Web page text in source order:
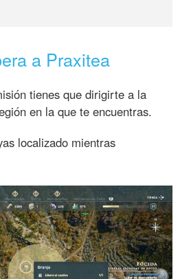
a Praxitea
tienes que dirigirte a la
en la que te encuentras.
localizado mientras